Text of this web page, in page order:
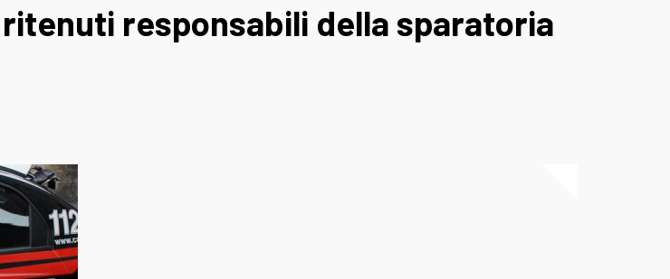
responsabili della sparatoria